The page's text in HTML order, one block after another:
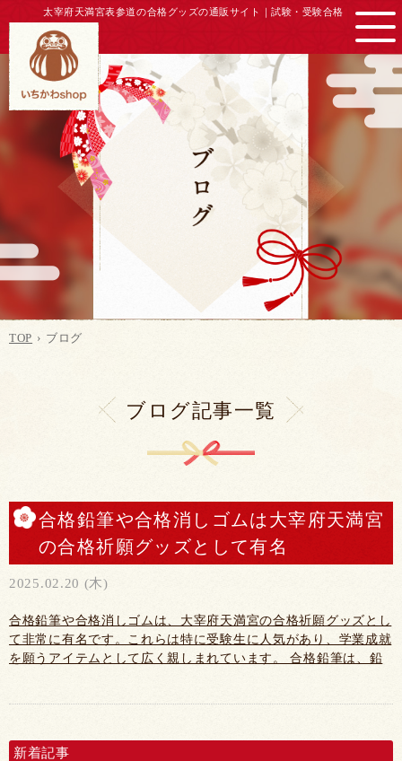
太宰府天満宮表参道の合格グッズの通販サイト｜試験・受験合格
TOP ブログ
ブログ記事一覧
合格鉛筆や合格消しゴムは大宰府天満宮
の合格祈願グッズとして有名
2025.02.20 (木)
合格鉛筆や合格消しゴムは、大宰府天満宮の合格祈願グッズとし
て非常に有名です。これらは特に受験生に人気があり、学業成就
を願うアイテムとして広く親しまれています。 合格鉛筆は、鉛
新着記事